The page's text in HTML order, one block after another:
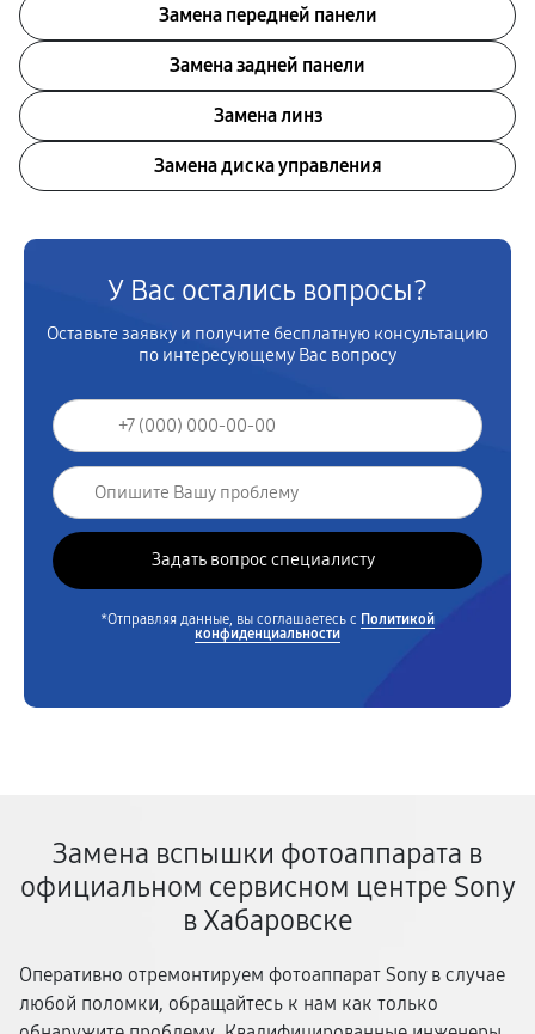
Замена передней панели
Замена задней панели
Замена линз
Замена диска управления
У Вас остались вопросы?
Оставьте заявку и получите бесплатную консультацию
по интересующему Вас вопросу
*Отправляя данные, вы соглашаетесь с Политикой
конфиденциальности
Замена вспышки фотоаппарата в
официальном сервисном центре Sony
в Хабаровске
Оперативно отремонтируем фотоаппарат Sony в случае
любой поломки, обращайтесь к нам как только